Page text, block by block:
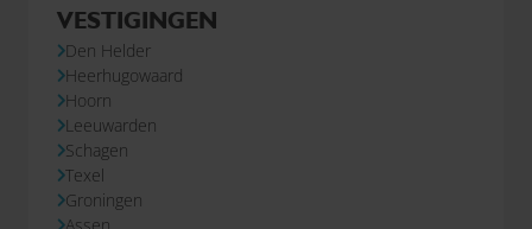
VESTIGINGEN
Den Helder
Heerhugowaard
Hoorn
Leeuwarden
Schagen
Texel
Groningen